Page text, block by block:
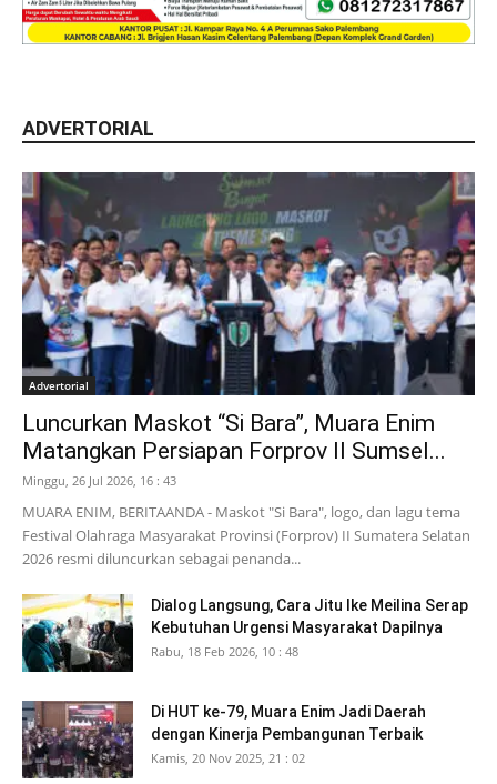
ADVERTORIAL
Advertorial
Luncurkan Maskot “Si Bara”, Muara Enim
Matangkan Persiapan Forprov II Sumsel...
Minggu, 26 Jul 2026, 16 : 43
MUARA ENIM, BERITAANDA - Maskot "Si Bara", logo, dan lagu tema
Festival Olahraga Masyarakat Provinsi (Forprov) II Sumatera Selatan
2026 resmi diluncurkan sebagai penanda...
Dialog Langsung, Cara Jitu Ike Meilina Serap
Kebutuhan Urgensi Masyarakat Dapilnya
Rabu, 18 Feb 2026, 10 : 48
Di HUT ke-79, Muara Enim Jadi Daerah
dengan Kinerja Pembangunan Terbaik
Kamis, 20 Nov 2025, 21 : 02